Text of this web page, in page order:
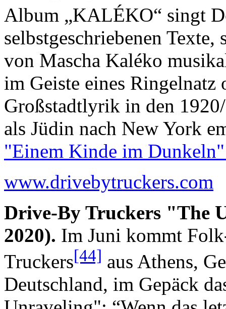
Album „KALÉKO“ singt
selbstgeschriebenen
von Mascha Kaléko
im Geiste eines Ringelnatz
Großstadtlyrik in den
als Jüdin nach New York
"Einem Kinde im
www.drivebytruckers.com
Drive-By Truckers "The
2020). Im Juni kommt
Truckers[44] aus Athens,
Deutschland, im Gepäck